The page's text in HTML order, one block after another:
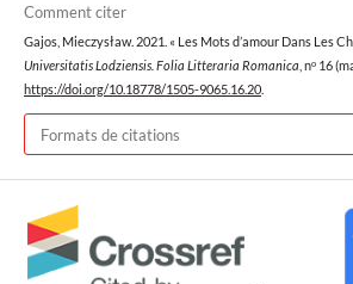
Comment citer
Gajos, Mieczysław. 2021. « Les Mots d’amour Dans Les
Universitatis Lodziensis. Folia Litteraria Romanica , nᵒ 16
https://doi.org/10.18778/1505-9065.16.20
Formats de citations